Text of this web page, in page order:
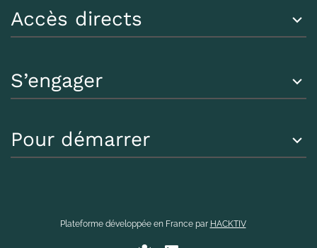
Accès directs
S’engager
Pour démarrer
Plateforme développée en France par HACKTIV